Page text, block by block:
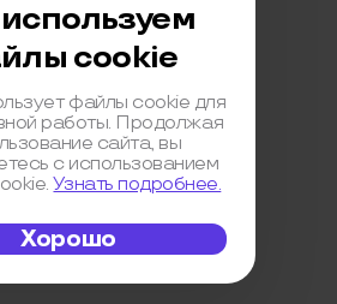
персональных данных
данных
с Автором
cookie
файлы cookie для
работы. Продолжая
сайта, вы
с использованием
Узнать подробнее.
Хорошо